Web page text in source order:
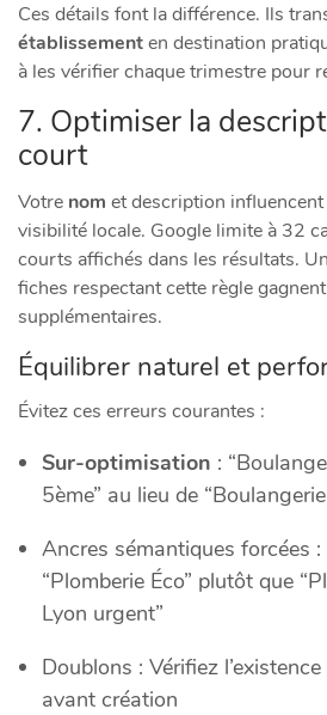
Ces détails font la différence. Ils
établissementen destination
à les vérifier chaque trimestre pour
7. Optimiser la
court
Votre nom et description
visibilité locale. Google limite à 32
courts affichés dans les résultats.
fiches respectant cette règle
supplémentaires.
Équilibrer naturel et
Évitez ces erreurs courantes :
Sur-optimisation :
5ème” au lieu de
Ancres sémantiques forcées
“Plomberie Éco” plutôt que
Lyon urgent”
Doublons : Vérifiez
avant création